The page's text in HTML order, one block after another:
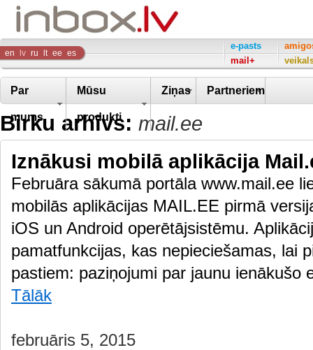
Inbox
Company
en lv ru lt ee es
e-pasts
mail+
Par
mums
Mūsu
produkti
Ziņas Partneriem
Birku arhīvs: mail.ee
Iznākusi mobilā aplikācija
Februāra sākumā portāla www.mail.ee
mobilās aplikācijas MAIL.EE pirmā
iOS un Android operētājsistēmu.
pamatfunkcijas, kas nepieciešamas, lai
pastiem: paziņojumi par jaunu
Tālāk
februāris 5, 2015